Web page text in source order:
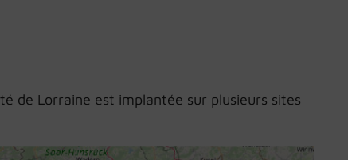
de Lorraine est implantée sur plusieurs sites